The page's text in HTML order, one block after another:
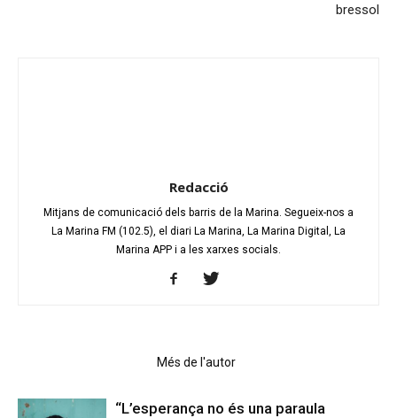
bressol
Redacció
Mitjans de comunicació dels barris de la Marina. Segueix-nos a
La Marina FM (102.5), el diari La Marina, La Marina Digital, La
Marina APP i a les xarxes socials.
Més de l'autor
“L’esperança no és una paraula